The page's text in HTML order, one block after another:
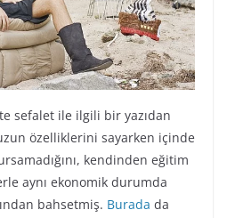
sefalet ile ilgili bir yazıdan
özelliklerini sayarken içinde
kendinden eğitim
aynı ekonomik durumda
bahsetmiş. Burada da